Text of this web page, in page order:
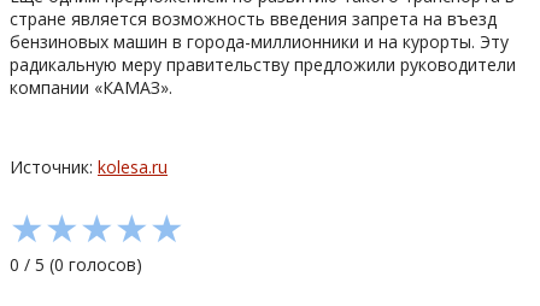
стране является возможность введения запрета на въезд
бензиновых машин в города-миллионники и на курорты. Эту
радикальную меру правительству предложили руководители
компании «КАМАЗ».
Источник: kolesa.ru
★★★★★
0 / 5 (0 голосов)